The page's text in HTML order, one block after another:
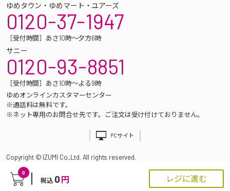
0
税込 0 円 レジに進む
ゆめタウン・ゆめマート・ユアーズ
0120-37-1947
［受付時間］あさ10時～夕方6時
サニー
0120-93-8851
［受付時間］あさ10時～よる9時
ゆめオンラインカスタマーセンター
※通話料は無料です。
※ネット専用のお問合せ先です。ご注文は受け付けておりません。
PCサイト
Copyright © IZUMI Co.,Ltd. All rights reserved.